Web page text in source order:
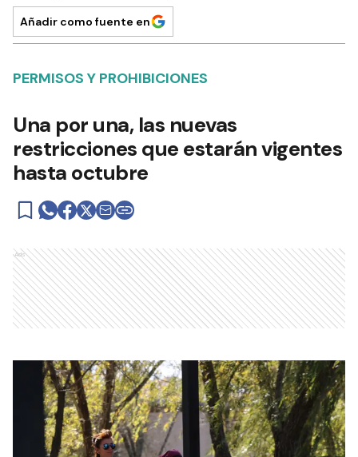
Añadir como fuente en
PERMISOS Y PROHIBICIONES
Una por una, las nuevas
restricciones que estarán vigentes
hasta octubre
Ads